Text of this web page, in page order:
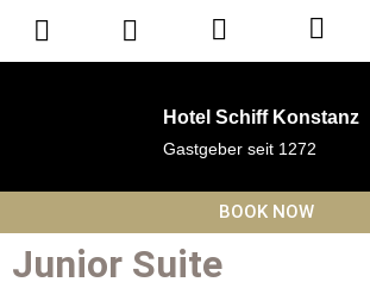
Hotel Schiff Konstanz
Gastgeber seit 1272
BOOK NOW
Junior Suite